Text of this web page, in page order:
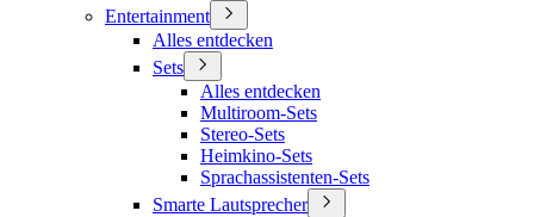
Entertainment
Alles entdecken
Sets
Alles entdecken
Multiroom-Sets
Stereo-Sets
Heimkino-Sets
Sprachassistenten-Sets
Smarte Lautsprecher